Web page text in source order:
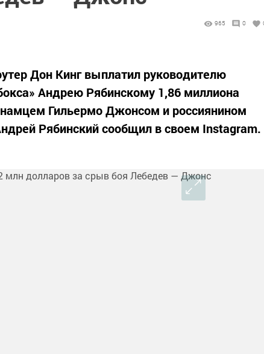
965 0
Дон Кинг выплатил руководителю
Андрею Рябинскому 1,86 миллиона
Гильермо Джонсом и россиянином
Рябинский сообщил в своем Instagram.